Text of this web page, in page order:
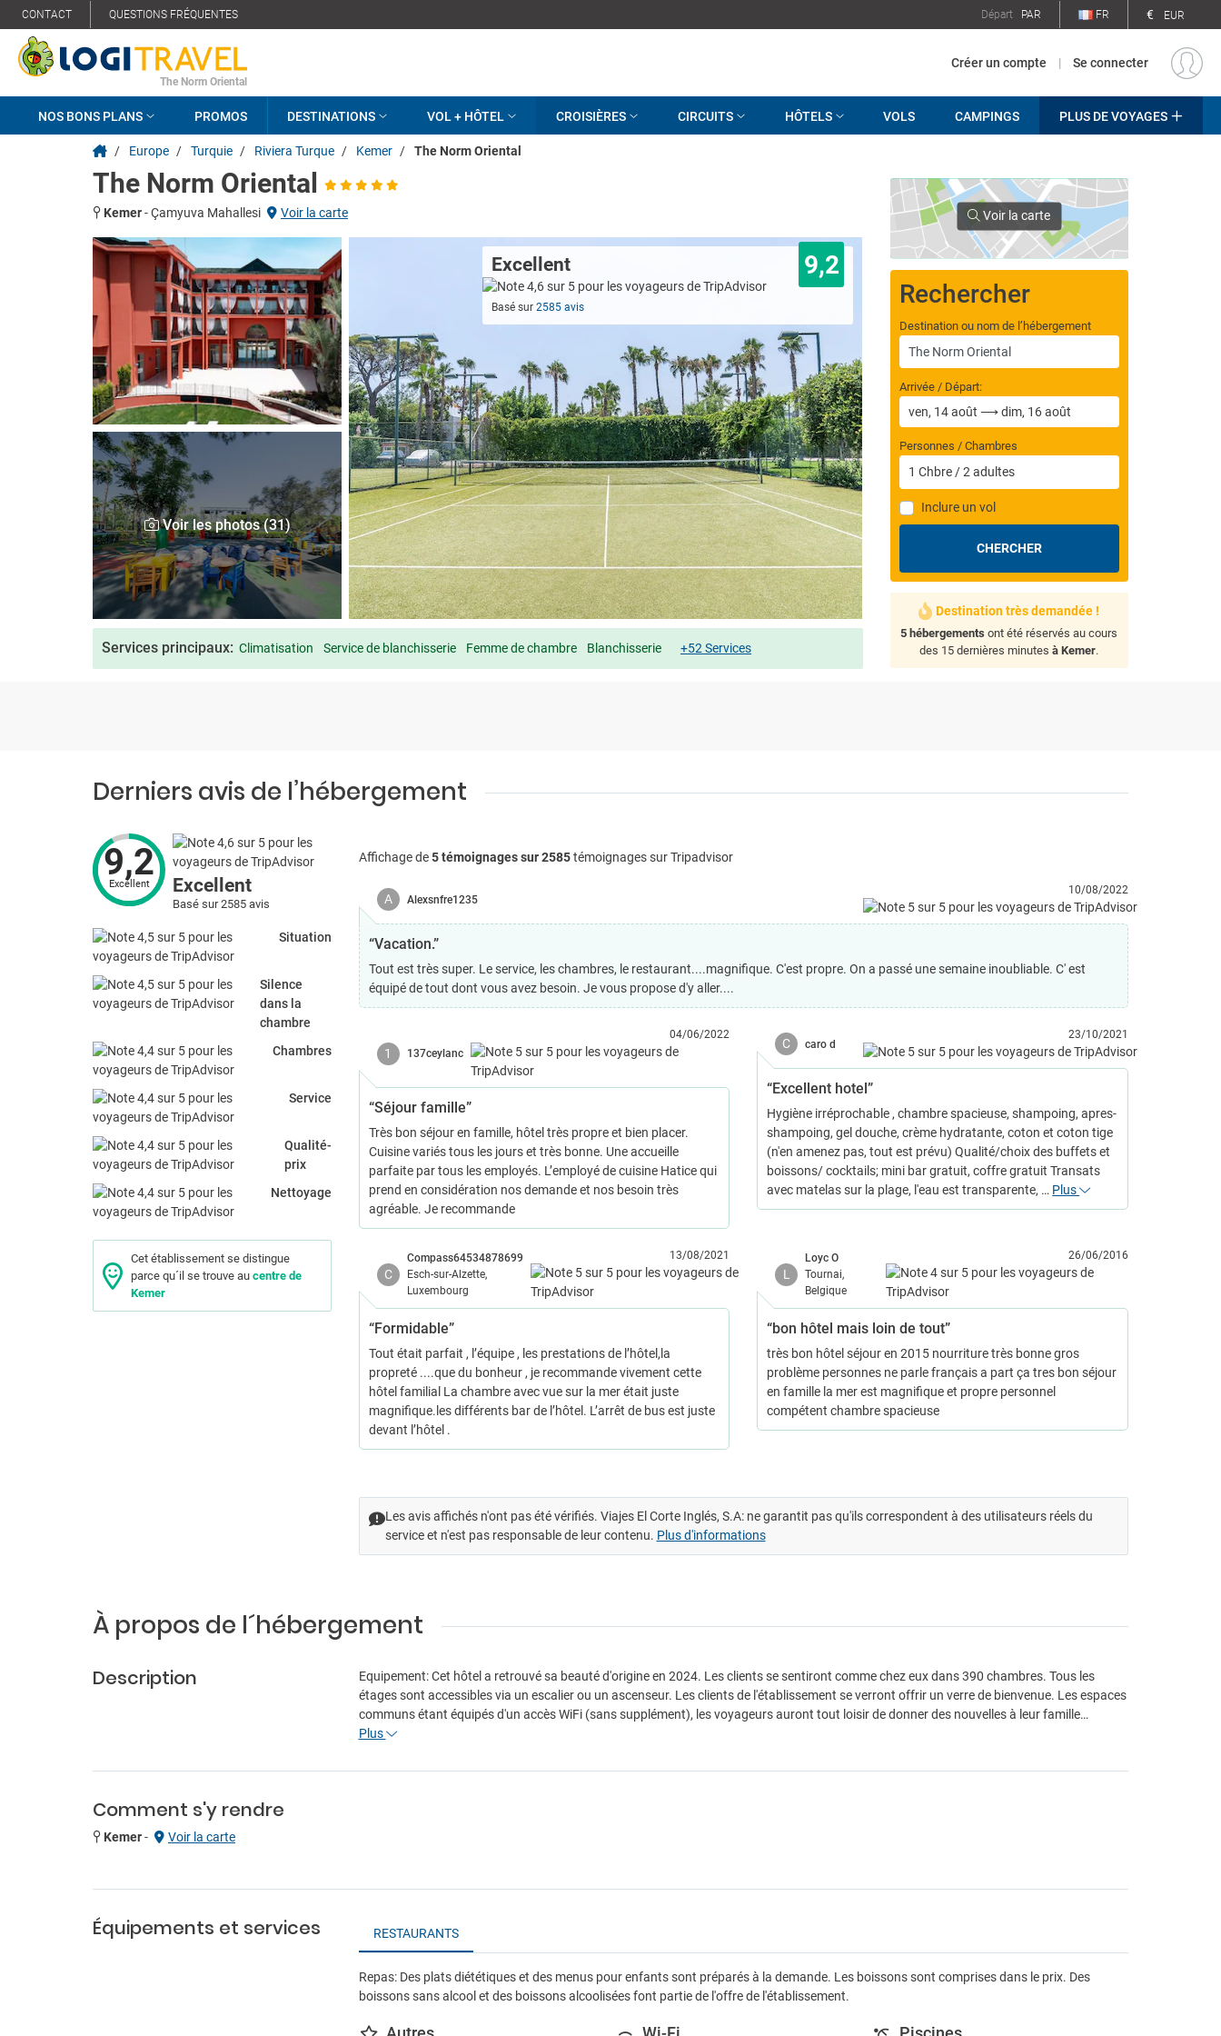
CONTACT QUESTIONS FRÉQUENTES Départ PAR FR € EUR
The Norm Oriental
Créer un compte | Se connecter
NOS BONS PLANS PROMOS DESTINATIONS VOL + HÔTEL CROISIÈRES CIRCUITS HÔTELS VOLS CAMPINGS PLUS DE VOYAGES
/ Europe / Turquie / Riviera Turque / Kemer / The Norm Oriental
The Norm Oriental
Kemer-Çamyuva Mahallesi Voir la carte
Voir les photos (31)
Excellent 9,2
Basé sur2585 avis
Services principaux: Climatisation Service de blanchisserie Femme de chambre Blanchisserie +52 Services
Voir la carte
Rechercher
Destination ou nom de l’hébergement
Arrivée / Départ:
Personnes / Chambres
1 Chbre /2 adultes
Inclure un vol
CHERCHER
Destination très demandée !
5 hébergements ont été réservés au cours
des 15 dernières minutesà Kemer.
Derniers avis de l’hébergement
9,2
Excellent Excellent
Basé sur 2585 avis
Situation
Silence
dans la
chambre
Chambres
Service
Qualité-
prix
Nettoyage
Cet établissement se distingue
parce qu´il se trouve au centre de
Kemer
Affichage de5 témoignages sur 2585témoignages sur Tripadvisor
A Alexsnfre1235
10/08/2022
“Vacation.”
Tout est très super. Le service, les chambres, le restaurant....magnifique. C'est propre. On a passé une semaine inoubliable. C' est
équipé de tout dont vous avez besoin. Je vous propose d'y aller....
1 137ceylanc
04/06/2022
“Séjour famille”
Très bon séjour en famille, hôtel très propre et bien placer.
Cuisine variés tous les jours et très bonne. Une accueille
parfaite par tous les employés. L’employé de cuisine Hatice qui
prend en considération nos demande et nos besoin très
agréable. Je recommande
C caro d
23/10/2021
“Excellent hotel”
Hygiène irréprochable , chambre spacieuse, shampoing, apres-
shampoing, gel douche, crème hydratante, coton et coton tige
(n'en amenez pas, tout est prévu) Qualité/choix des buffets et
boissons/ cocktails; mini bar gratuit, coffre gratuit Transats
avec matelas sur la plage, l'eau est transparente, … Plus
C
Compass64534878699
Esch-sur-Alzette,
Luxembourg
13/08/2021
“Formidable”
Tout était parfait , l’équipe , les prestations de l’hôtel,la
propreté ....que du bonheur , je recommande vivement cette
hôtel familial La chambre avec vue sur la mer était juste
magnifique.les différents bar de l’hôtel. L’arrêt de bus est juste
devant l’hôtel .
L
Loyc O
Tournai,
Belgique
26/06/2016
“bon hôtel mais loin de tout”
très bon hôtel séjour en 2015 nourriture très bonne gros
problème personnes ne parle français a part ça tres bon séjour
en famille la mer est magnifique et propre personnel
compétent chambre spacieuse
Les avis affichés n'ont pas été vérifiés. Viajes El Corte Inglés, S.A: ne garantit pas qu'ils correspondent à des utilisateurs réels du
service et n'est pas responsable de leur contenu. Plus d'informations
À propos de l´hébergement
Description
Equipement: Cet hôtel a retrouvé sa beauté d'origine en 2024. Les clients se sentiront comme chez eux dans 390 chambres. Tous les
étages sont accessibles via un escalier ou un ascenseur. Les clients de l'établissement se verront offrir un verre de bienvenue. Les espaces
communs étant équipés d'un accès WiFi (sans supplément), les voyageurs auront tout loisir de donner des nouvelles à leur famille…
Plus
Comment s'y rendre
Kemer- Voir la carte
Équipements et services RESTAURANTS
Repas: Des plats diététiques et des menus pour enfants sont préparés à la demande. Les boissons sont comprises dans le prix. Des
boissons sans alcool et des boissons alcoolisées font partie de l'offre de l'établissement.